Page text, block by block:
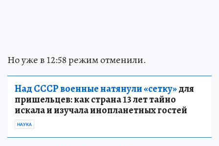
Но уже в 12:58 режим отменили.
Над СССР военные натянули «сетку»для
пришельцев: как страна 13 лет тайно
искала и изучала инопланетных гостей
НАУКА